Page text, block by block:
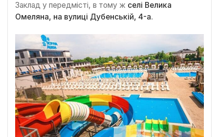
Заклад у передмісті, в тому ж селі Велика
Омеляна, на вулиці Дубенській, 4-а.